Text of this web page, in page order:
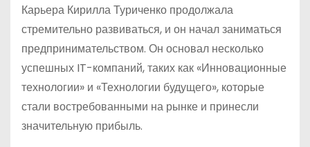
Карьера Кирилла Туриченко продолжала
стремительно развиваться, и он начал заниматься
предпринимательством. Он основал несколько
успешных IT-компаний, таких как «Инновационные
технологии» и «Технологии будущего», которые
стали востребованными на рынке и принесли
значительную прибыль.